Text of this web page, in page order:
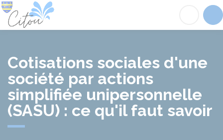
Cotisations sociales d'une
société par actions
simplifiée unipersonnelle
(SASU) : ce qu'il faut savoir